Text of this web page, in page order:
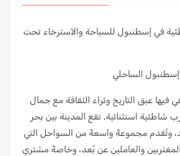
شاطئية في إسطنبول للسباحة والاسترخاء تحت
الساحلي
فيها عبق التاريخ وثراء الثقافة مع جمال
شاطئية استثنائية. تقع المدينة بين بحر
وتُقدم مجموعةً واسعةً من السواحل التي
والعاملين عن بُعد، وخاصةً مشتري